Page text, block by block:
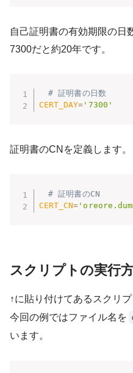
自己証明書の有効期限の日
7300だと約20年です。
# 証明書の日数
CERT_DAY= '7300'
証明書のCNを定義します。
# 証明書のCN
CERT_CN=
スクリプトの実行
↑に貼り付けてあるスクリ
今回の例ではファイル名を
います。